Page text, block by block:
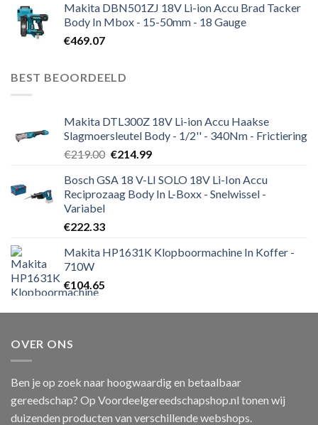
Makita DBN501ZJ 18V Li-ion Accu Brad Tacker
Body In Mbox - 15-50mm - 18 Gauge
€469.07
BEST BEOORDEELD
Makita DTL300Z 18V Li-ion Accu Haakse
Slagmoersleutel Body - 1/2'' - 340Nm - Frictiering
€219.00 Oorspronkelijke
was:
€219.00.
€214.99Huidige
is:
€214.99.
Bosch GSA 18 V-LI SOLO 18V Li-Ion Accu
Reciprozaag Body In L-Boxx - Snelwissel -
Variabel
€222.33
Makita HP1631K Klopboormachine In Koffer -
710W
€104.65
OVER ONS
Ben je op zoek naar hoogwaardig en betaalbaar
gereedschap? Op Voordeelgereedschapshop.nl tonen wij
duizenden producten van verschillende webshops.